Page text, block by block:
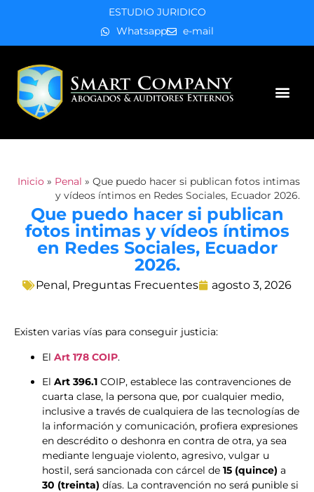
ESTUDIO JURIDICO
Whatsapp
e-mail
Inicio » Penal » Que puedo hacer si publican fotos intimas
y vídeos íntimos en Redes Sociales, Ecuador 2026.
Que puedo hacer si publican
fotos intimas y vídeos íntimos
en Redes Sociales, Ecuador
2026.
Penal, Preguntas Frecuentes agosto 3, 2026
Existen varias vías para conseguir justicia:
El Art 178 COIP.
El Art 396.1 COIP, establece las contravenciones de
cuarta clase, la persona que, por cualquier medio,
inclusive a través de cualquiera de las tecnologías de
la información y comunicación, profiera expresiones
en descrédito o deshonra en contra de otra, ya sea
mediante lenguaje violento, agresivo, vulgar u
hostil, será sancionada con cárcel de 15 (quince) a
30 (treinta) días. La contravención no será punible si